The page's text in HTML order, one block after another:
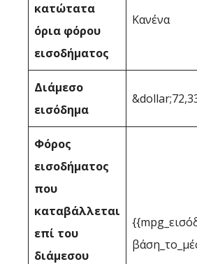
κατώτατα
όρια φόρου
εισοδήματος
Κανένα
Διάμεσο
εισόδημα
Φόρος
εισοδήματος
που
καταβάλλεται
επί του
διάμεσου